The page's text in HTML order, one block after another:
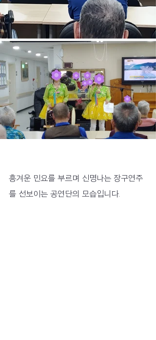
흥겨운 민요를 부르며 신명나는 장구연주
를 선보이는 공연단의 모습입니다.